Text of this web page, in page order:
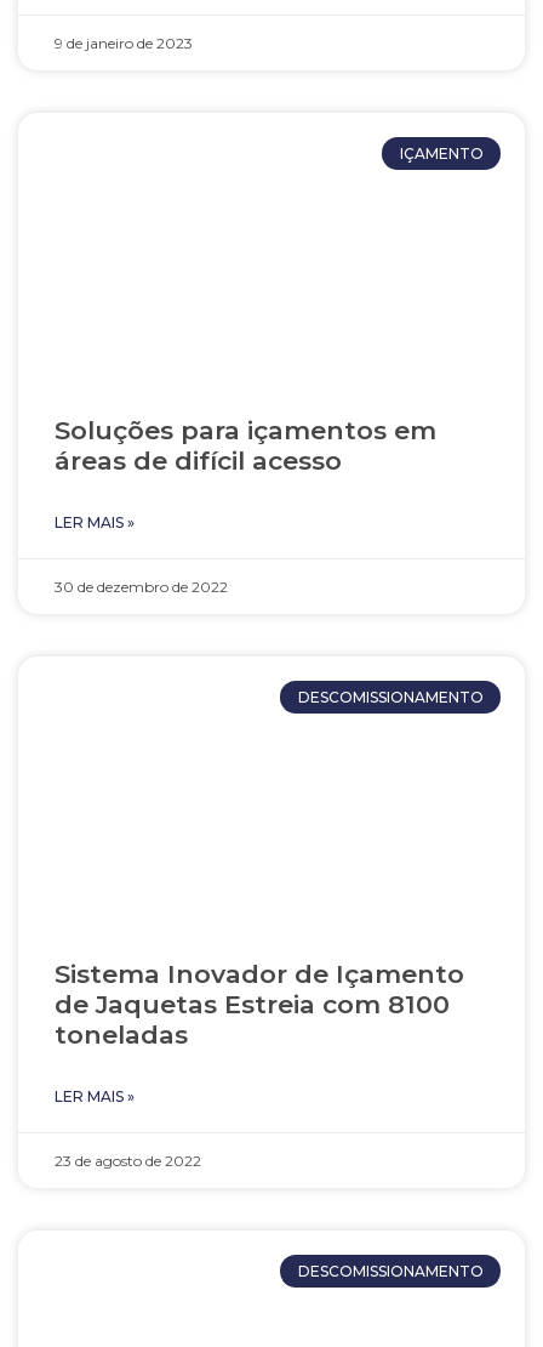
9 de janeiro de 2023
IÇAMENTO
Soluções para içamentos em
áreas de difícil acesso
LER MAIS »
30 de dezembro de 2022
DESCOMISSIONAMENTO
Sistema Inovador de Içamento
de Jaquetas Estreia com 8100
toneladas
LER MAIS »
23 de agosto de 2022
DESCOMISSIONAMENTO